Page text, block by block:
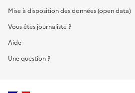
Mise à disposition des données (open data)
Vous êtes journaliste ?
Aide
Une question ?